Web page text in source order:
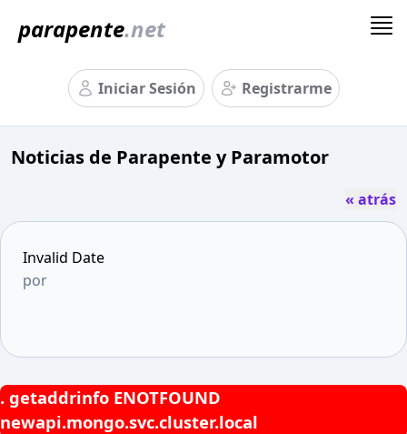
parapente.net
Iniciar Sesión Registrarme
Noticias de Parapente y Paramotor
« atrás
Invalid Date
por
. getaddrinfo ENOTFOUND
newapi.mongo.svc.cluster.local